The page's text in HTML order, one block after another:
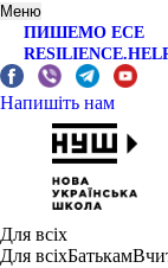
Меню
ПИШЕМО ЕСЕ
Напишіть нам
Для всіх
Для всіхБатькам